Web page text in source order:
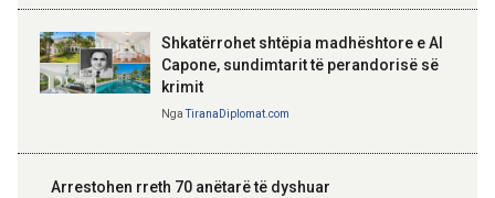
Shkatërrohet shtëpia madhështore e Al
Capone, sundimtarit të perandorisë së
krimit
NgaTiranaDiplomat.com
Arrestohen rreth 70 anëtarë të dyshuar